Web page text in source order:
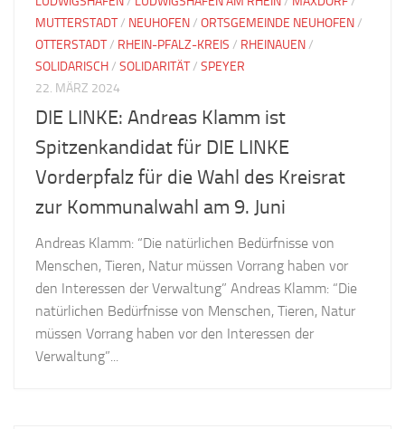
MUTTERSTADT/ NEUHOFEN/ ORTSGEMEINDE NEUHOFEN/
OTTERSTADT/ RHEIN-PFALZ-KREIS / RHEINAUEN/
SOLIDARISCH/ SOLIDARITÄT/ SPEYER
22. MÄRZ 2024
DIE LINKE: Andreas Klamm ist
Spitzenkandidat für DIE LINKE
Vorderpfalz für die Wahl des Kreisrat
zur Kommunalwahl am 9. Juni
Andreas Klamm: “Die natürlichen Bedürfnisse von
Menschen, Tieren, Natur müssen Vorrang haben vor
den Interessen der Verwaltung” Andreas Klamm: “Die
natürlichen Bedürfnisse von Menschen, Tieren, Natur
müssen Vorrang haben vor den Interessen der
Verwaltung”...